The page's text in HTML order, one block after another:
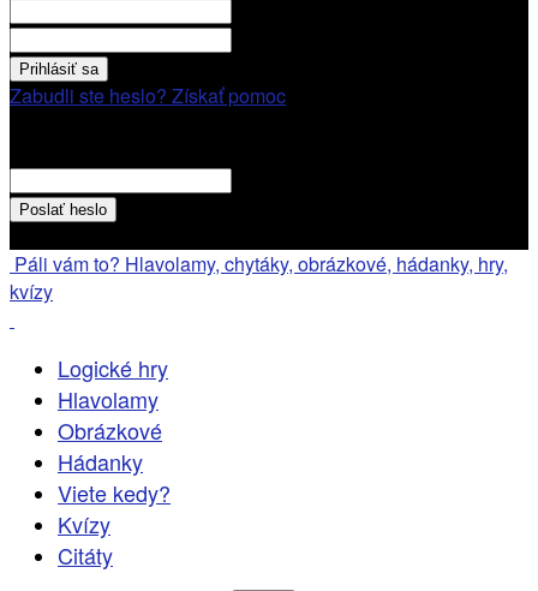
Zabudli ste heslo? Získať pomoc
Páli vám to? Hlavolamy, chytáky, obrázkové, hádanky, hry,
kvízy
Logické hry
Hlavolamy
Obrázkové
Hádanky
Viete kedy?
Kvízy
Citáty